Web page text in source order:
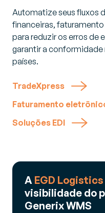
Automatize seus fluxos
financeiras,
para reduzir os erros de
garantir a conformidade
países.
TradeXpress
Faturamento
Soluções EDI
A EGD Logistics
visibilidade do
Generix WMS